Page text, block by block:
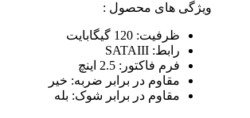
ویژگی های محصول :
ظرفیت: 120 گیگابایت
رابط: SATAIII
فرم فاکتور: 2.5 اینچ
مقاوم در برابر ضربه: خیر
مقاوم در برابر شوک: بله